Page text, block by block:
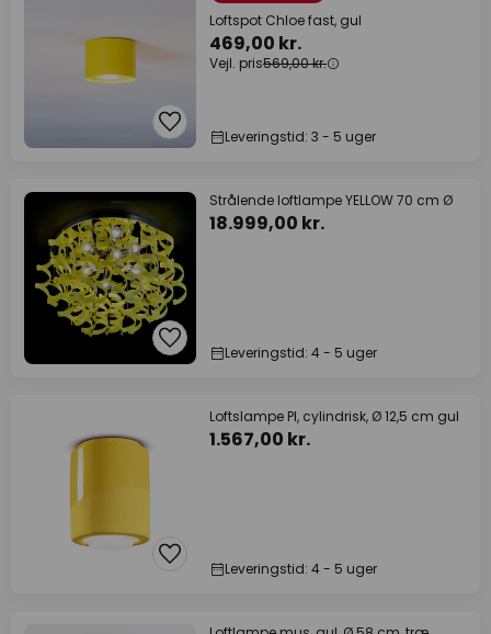
Loftspot Chloe fast, gul
469,00 kr.
Vejl. pris569,00 kr.
Leveringstid: 3 - 5 uger
Strålende loftlampe YELLOW 70 cm Ø
18.999,00 kr.
Leveringstid: 4 - 5 uger
Loftslampe PI, cylindrisk, Ø 12,5 cm gul
1.567,00 kr.
Leveringstid: 4 - 5 uger